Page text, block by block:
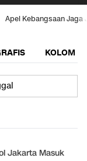
Apel Kebangsaan Jaga
KOLOM
Jakarta Masuk